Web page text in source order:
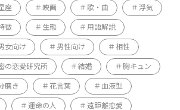
座 映画 歌・曲 浮気
徴 生態 用語解説
女向け 男性向け 相性
の恋愛研究所 結婚 胸キュン
磨き 花言葉 血液型
運命の人 遠距離恋愛